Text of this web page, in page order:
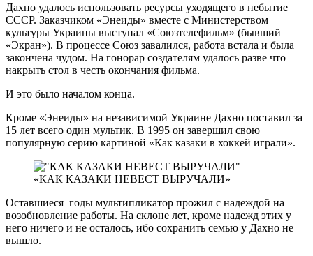
Дахно удалось использовать ресурсы уходящего в небытие
СССР. Заказчиком «Энеиды» вместе с Министерством
культуры Украины выступал «Союзтелефильм» (бывший
«Экран»). В процессе Союз завалился, работа встала и была
закончена чудом. На гонорар создателям удалось разве что
накрыть стол в честь окончания фильма.
И это было началом конца.
Кроме «Энеиды» на независимой Украине Дахно поставил за
15 лет всего один мультик. В 1995 он завершил свою
популярную серию картиной «Как казаки в хоккей играли».
«КАК КАЗАКИ НЕВЕСТ ВЫРУЧАЛИ»
Оставшиеся годы мультипликатор прожил с надеждой на
возобновление работы. На склоне лет, кроме надежд этих у
него ничего и не осталось, ибо сохранить семью у Дахно не
вышло.